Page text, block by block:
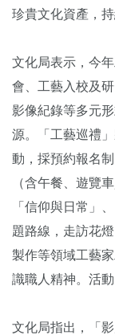
珍貴文化資產，
文化局表示，今
會、工藝入校及
影像紀錄等多元
源。「工藝巡禮
動，採預約報名
（含午餐、遊覽
「信仰與日常」
題路線，走訪花
製作等領域工藝
識職人精神。活
文化局指出，「